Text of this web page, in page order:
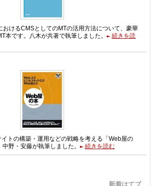
おけるCMSとしてのMTの活用方法について、豪華
本です。八木が共著で執筆しました。
続きを読
トの構築・運用などの戦略を考える「Web屋の
野・安藤が執筆しました。
続きを読む
新着はてブ